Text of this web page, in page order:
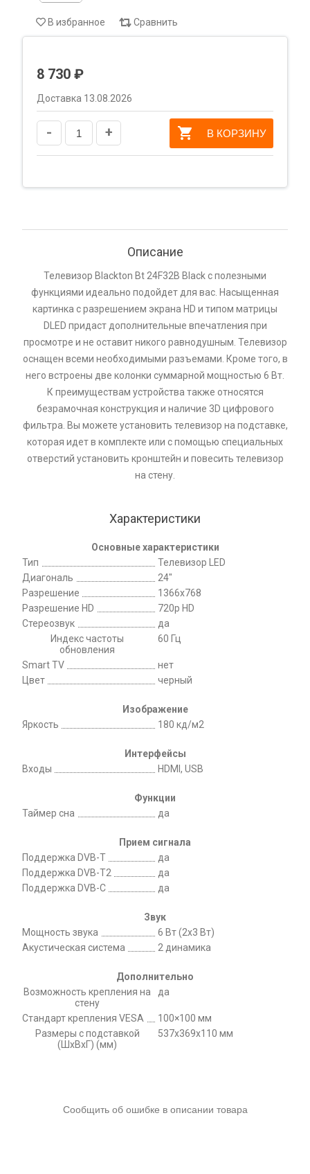
В избранное Сравнить
8 730 ₽
Доставка 13.08.2026
- + В КОРЗИНУ
Описание
Телевизор Blackton Bt 24F32B Black с полезными
функциями идеально подойдет для ваc. Насыщенная
картинка с разрешением экрана HD и типом матрицы
DLED придаcт дополнительные впечатления при
просмотре и не оставит никого равнодушным. Телевизор
оснащен всеми необходимыми разъемами. Кроме того, в
него встроены две колонки суммарной мощностью 6 Вт.
К преимуществам устройства также относятся
безрамочная конструкция и наличие 3D цифрового
фильтра. Вы можете установить телевизор на подставке,
которая идет в комплекте или с помощью специальных
отверстий установить кронштейн и повесить телевизор
на стену.
Характеристики
Основные характеристики
Тип
Телевизор LED
Диагональ
24"
Разрешение
1366x768
Разрешение HD
720p HD
Стереозвук
да
Индекс частоты
обновления
60 Гц
Smart TV
нет
Цвет
черный
Изображение
Яркость
180 кд/м2
Интерфейсы
Входы
HDMI, USB
Функции
Таймер сна
да
Прием сигнала
Поддержка DVB-T
да
Поддержка DVB-T2
да
Поддержка DVB-C
да
Звук
Мощность звука
6 Вт (2x3 Вт)
Акустическая система
2 динамика
Дополнительно
Возможность крепления на
стену
да
Стандарт крепления VESA
100×100 мм
Размеры с подставкой
(ШxВxГ) (мм)
537x369x110 мм
Сообщить об ошибке в описании товара